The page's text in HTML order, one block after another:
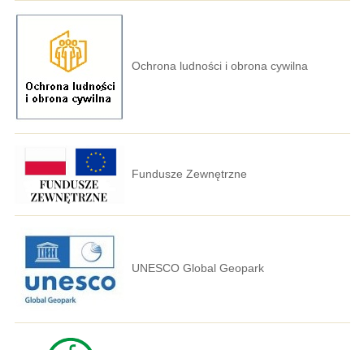
Ochrona ludności i obrona cywilna
Fundusze Zewnętrzne
UNESCO Global Geopark